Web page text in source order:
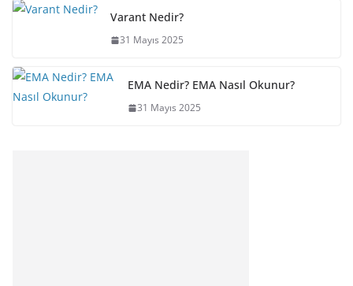
Varant Nedir?
31 Mayıs 2025
EMA Nedir? EMA Nasıl Okunur?
31 Mayıs 2025